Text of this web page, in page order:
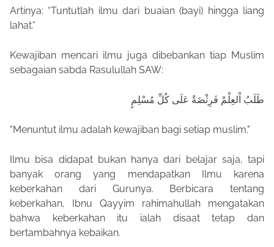
Artinya: “Tuntutlah ilmu dari buaian (bayi) hingga liang
lahat.”
Kewajiban mencari ilmu juga dibebankan tiap Muslim
sebagaian sabda Rasulullah SAW:
طَلَبُ اْلعِلْمْ فَرِثْضَةٌ عَلَى كُلِّ مُسْلِمٍ
"Menuntut ilmu adalah kewajiban bagi setiap muslim."
Ilmu bisa didapat bukan hanya dari belajar saja, tapi
banyak orang yang mendapatkan Ilmu karena
keberkahan dari Gurunya. Berbicara tentang
keberkahan, Ibnu Qayyim rahimahullah mengatakan
bahwa keberkahan itu ialah disaat tetap dan
bertambahnya kebaikan.